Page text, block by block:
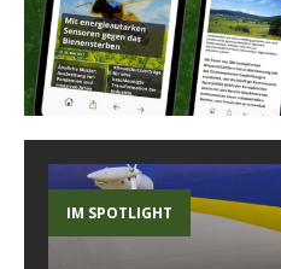
IM SPOTLIGHT